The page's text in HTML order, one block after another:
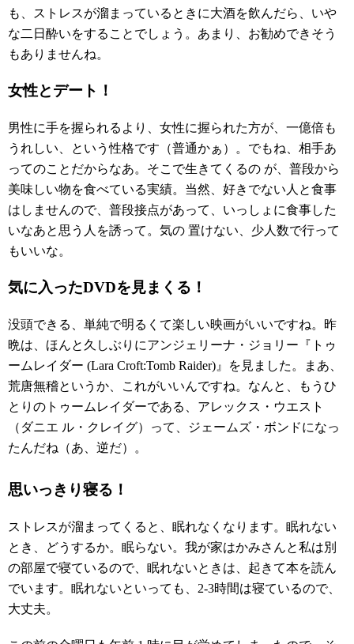
も、ストレスが溜まっているときに大酒を飲んだら、いや
な二日酔いをすることでしょう。あまり、お勧めできそう
もありませんね。
女性とデート！
男性に手を握られるより、女性に握られた方が、一億倍も
うれしい、という性格です（普通かぁ）。でもね、相手あ
ってのことだからなあ。そこで生きてくるの が、普段から
美味しい物を食べている実績。当然、好きでない人と食事
はしませんので、普段接点があって、いっしょに食事した
いなあと思う人を誘って。気の 置けない、少人数で行って
もいいな。
気に入ったDVDを見まくる！
没頭できる、単純で明るくて楽しい映画がいいですね。昨
晩は、ほんと久しぶりにアンジェリーナ・ジョリー『トゥ
ームレイダー (Lara Croft:Tomb Raider)』を見ました。まあ、
荒唐無稽というか、これがいいんですね。なんと、もうひ
とりのトゥームレイダーである、アレックス・ウエスト
（ダニエ ル・クレイグ）って、ジェームズ・ボンドになっ
たんだね（あ、逆だ）。
思いっきり寝る！
ストレスが溜まってくると、眠れなくなります。眠れない
とき、どうするか。眠らない。我が家はかみさんと私は別
の部屋で寝ているので、眠れないときは、起きて本を読ん
でいます。眠れないといっても、2-3時間は寝ているので、
大丈夫。